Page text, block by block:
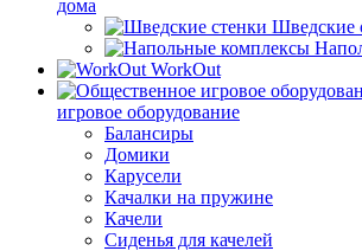
дома
Шведские
WorkOut
игровое оборудование
Балансиры
Домики
Карусели
Качалки на пружине
Качели
Сиденья для качелей